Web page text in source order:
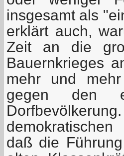
insgesamt als
erklärt auch,
Zeit an die
Bauernkrieges
mehr und
gegen den
daß die